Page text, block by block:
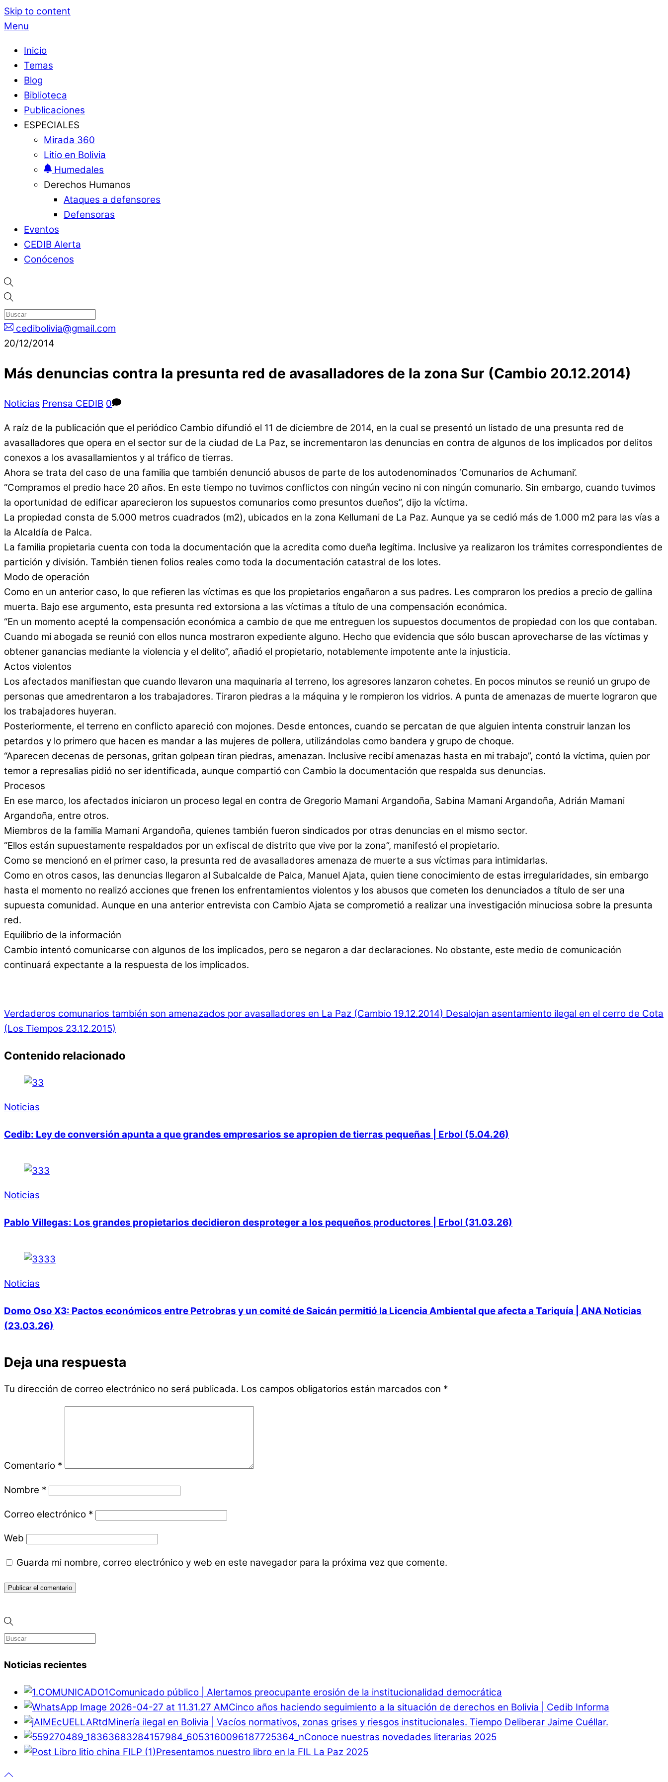
Skip to content
Menu
Inicio
Temas
Blog
Biblioteca
Publicaciones
ESPECIALES
Mirada 360
Litio en Bolivia
Humedales
Derechos Humanos
Ataques a defensores
Defensoras
Eventos
CEDIB Alerta
Conócenos
cedibolivia@gmail.com
20/12/2014
Más denuncias contra la presunta red de avasalladores de la zona Sur (Cambio 20.12.2014)
Noticias Prensa CEDIB 0
A raíz de la publicación que el periódico Cambio difundió el 11 de diciembre de 2014, en la cual se presentó un listado de una presunta red de
avasalladores que opera en el sector sur de la ciudad de La Paz, se incrementaron las denuncias en contra de algunos de los implicados por delitos
conexos a los avasallamientos y al tráfico de tierras.
Ahora se trata del caso de una familia que también denunció abusos de parte de los autodenominados ‘Comunarios de Achumani’.
“Compramos el predio hace 20 años. En este tiempo no tuvimos conflictos con ningún vecino ni con ningún comunario. Sin embargo, cuando tuvimos
la oportunidad de edificar aparecieron los supuestos comunarios como presuntos dueños”, dijo la víctima.
La propiedad consta de 5.000 metros cuadrados (m2), ubicados en la zona Kellumani de La Paz. Aunque ya se cedió más de 1.000 m2 para las vías a
la Alcaldía de Palca.
La familia propietaria cuenta con toda la documentación que la acredita como dueña legítima. Inclusive ya realizaron los trámites correspondientes de
partición y división. También tienen folios reales como toda la documentación catastral de los lotes.
Modo de operación
Como en un anterior caso, lo que refieren las víctimas es que los propietarios engañaron a sus padres. Les compraron los predios a precio de gallina
muerta. Bajo ese argumento, esta presunta red extorsiona a las víctimas a título de una compensación económica.
“En un momento acepté la compensación económica a cambio de que me entreguen los supuestos documentos de propiedad con los que contaban.
Cuando mi abogada se reunió con ellos nunca mostraron expediente alguno. Hecho que evidencia que sólo buscan aprovecharse de las víctimas y
obtener ganancias mediante la violencia y el delito”, añadió el propietario, notablemente impotente ante la injusticia.
Actos violentos
Los afectados manifiestan que cuando llevaron una maquinaria al terreno, los agresores lanzaron cohetes. En pocos minutos se reunió un grupo de
personas que amedrentaron a los trabajadores. Tiraron piedras a la máquina y le rompieron los vidrios. A punta de amenazas de muerte lograron que
los trabajadores huyeran.
Posteriormente, el terreno en conflicto apareció con mojones. Desde entonces, cuando se percatan de que alguien intenta construir lanzan los
petardos y lo primero que hacen es mandar a las mujeres de pollera, utilizándolas como bandera y grupo de choque.
“Aparecen decenas de personas, gritan golpean tiran piedras, amenazan. Inclusive recibí amenazas hasta en mi trabajo”, contó la víctima, quien por
temor a represalias pidió no ser identificada, aunque compartió con Cambio la documentación que respalda sus denuncias.
Procesos
En ese marco, los afectados iniciaron un proceso legal en contra de Gregorio Mamani Argandoña, Sabina Mamani Argandoña, Adrián Mamani
Argandoña, entre otros.
Miembros de la familia Mamani Argandoña, quienes también fueron sindicados por otras denuncias en el mismo sector.
“Ellos están supuestamente respaldados por un exfiscal de distrito que vive por la zona”, manifestó el propietario.
Como se mencionó en el primer caso, la presunta red de avasalladores amenaza de muerte a sus víctimas para intimidarlas.
Como en otros casos, las denuncias llegaron al Subalcalde de Palca, Manuel Ajata, quien tiene conocimiento de estas irregularidades, sin embargo
hasta el momento no realizó acciones que frenen los enfrentamientos violentos y los abusos que cometen los denunciados a título de ser una
supuesta comunidad. Aunque en una anterior entrevista con Cambio Ajata se comprometió a realizar una investigación minuciosa sobre la presunta
red.
Equilibrio de la información
Cambio intentó comunicarse con algunos de los implicados, pero se negaron a dar declaraciones. No obstante, este medio de comunicación
continuará expectante a la respuesta de los implicados.
Verdaderos comunarios también son amenazados por avasalladores en La Paz (Cambio 19.12.2014) Desalojan asentamiento ilegal en el cerro de Cota
(Los Tiempos 23.12.2015)
Contenido relacionado
Noticias
Cedib: Ley de conversión apunta a que grandes empresarios se apropien de tierras pequeñas | Erbol (5.04.26)
Noticias
Pablo Villegas: Los grandes propietarios decidieron desproteger a los pequeños productores | Erbol (31.03.26)
Noticias
Domo Oso X3: Pactos económicos entre Petrobras y un comité de Saicán permitió la Licencia Ambiental que afecta a Tariquía | ANA Noticias
(23.03.26)
Deja una respuesta
Tu dirección de correo electrónico no será publicada. Los campos obligatorios están marcados con *
Comentario *
Nombre *
Correo electrónico *
Web
Guarda mi nombre, correo electrónico y web en este navegador para la próxima vez que comente.
Noticias recientes
Comunicado público | Alertamos preocupante erosión de la institucionalidad democrática
Cinco años haciendo seguimiento a la situación de derechos en Bolivia | Cedib Informa
Minería ilegal en Bolivia | Vacíos normativos, zonas grises y riesgos institucionales. Tiempo Deliberar Jaime Cuéllar.
Conoce nuestras novedades literarias 2025
Presentamos nuestro libro en la FIL La Paz 2025